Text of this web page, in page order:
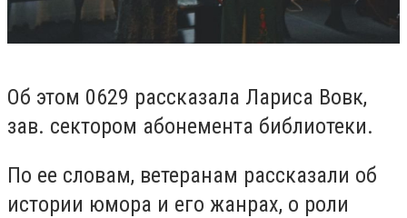
Об этом 0629 рассказала Лариса Вовк,
зав. сектором абонемента библиотеки.
По ее словам, ветеранам рассказали об
истории юмора и его жанрах, о роли